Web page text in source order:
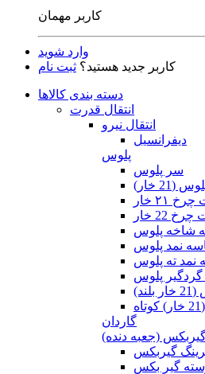
کاربر مهمان
وارد شوید
کاربر جدید هستید؟ ثبت نام
دسته بندی کالاها
انتقال قدرت
انتقال نیرو
دیفرانسیل
پلوس
سر پلوس
(21 خار)
شاخه پلوس
نمد پلوس
نمد ته پلوس
پلوس
گاردان
(جعبه دنده)
گیربکس
گیر بکس